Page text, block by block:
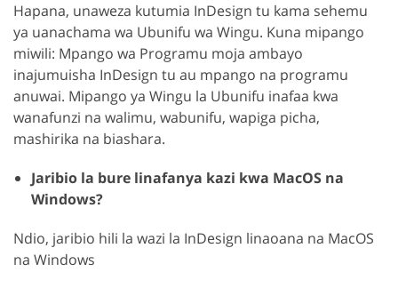
Hapana, unaweza kutumia InDesign tu kama sehemu
ya uanachama wa Ubunifu wa Wingu. Kuna mipango
miwili: Mpango wa Programu moja ambayo
inajumuisha InDesign tu au mpango na programu
anuwai. Mipango ya Wingu la Ubunifu inafaa kwa
wanafunzi na walimu, wabunifu, wapiga picha,
mashirika na biashara.
Jaribio la bure linafanya kazi kwa MacOS na
Windows?
Ndio, jaribio hili la wazi la InDesign linaoana na MacOS
na Windows